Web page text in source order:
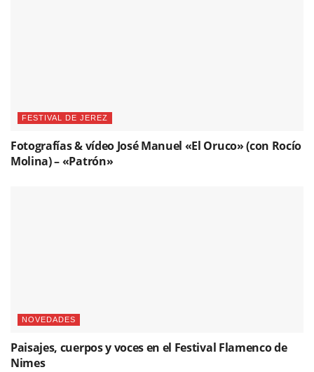
FESTIVAL DE JEREZ
Fotografías & vídeo José Manuel «El Oruco» (con Rocío
Molina) – «Patrón»
NOVEDADES
Paisajes, cuerpos y voces en el Festival Flamenco de
Nimes